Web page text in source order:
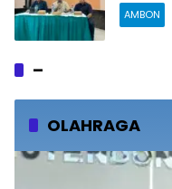
AMBON
–
OLAHRAGA